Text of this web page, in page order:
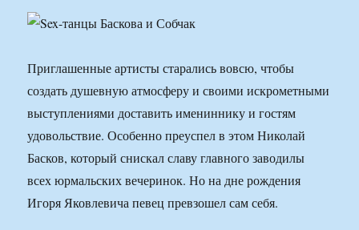
Приглашенные артисты старались вовсю, чтобы
создать душевную атмосферу и своими искрометными
выступлениями доставить имениннику и гостям
удовольствие. Особенно преуспел в этом Николай
Басков, который снискал славу главного заводилы
всех юрмальских вечеринок. Но на дне рождения
Игоря Яковлевича певец превзошел сам себя.